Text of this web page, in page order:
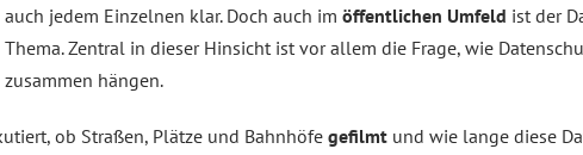
auch jedem Einzelnen klar. Doch auch im öffentlichen Umfeld ist der
Thema. Zentral in dieser Hinsicht ist vor allem die Frage, wie
zusammen hängen.
ob Straßen, Plätze und Bahnhöfe gefilmt und wie lange diese